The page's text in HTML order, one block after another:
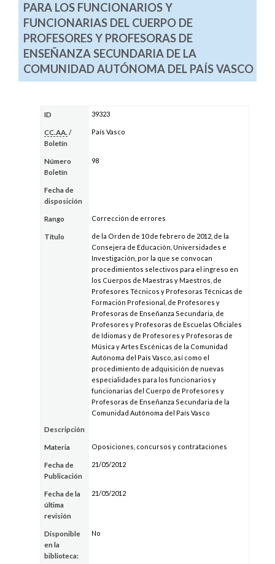
PARA LOS FUNCIONARIOS Y
FUNCIONARIAS DEL CUERPO DE
PROFESORES Y PROFESORAS DE
ENSEÑANZA SECUNDARIA DE LA
COMUNIDAD AUTÓNOMA DEL PAÍS VASCO
ID 39323
CC.AA. /
Boletín
País Vasco
Número
Boletín
98
Fecha de
disposición
Rango Corrección de errores
Título
de la Orden de 10 de febrero de 2012, de la
Consejera de Educación, Universidades e
Investigación, por la que se convocan
procedimientos selectivos para el ingreso en
los Cuerpos de Maestras y Maestros, de
Profesores Técnicos y Profesoras Técnicas de
Formación Profesional, de Profesores y
Profesoras de Enseñanza Secundaria, de
Profesores y Profesoras de Escuelas Oficiales
de Idiomas y de Profesores y Profesoras de
Música y Artes Escénicas de la Comunidad
Autónoma del País Vasco, así como el
procedimiento de adquisición de nuevas
especialidades para los funcionarios y
funcionarias del Cuerpo de Profesores y
Profesoras de Enseñanza Secundaria de la
Comunidad Autónoma del País Vasco
Descripción
Materia Oposiciones, concursos y contrataciones
Fecha de
Publicación
21/05/2012
Fecha de la
última
revisión
21/05/2012
Disponible
en la
biblioteca:
No